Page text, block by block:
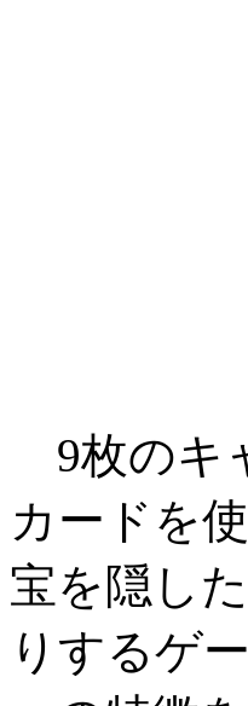
9枚のキ
カードを
宝を隠し
りするゲ